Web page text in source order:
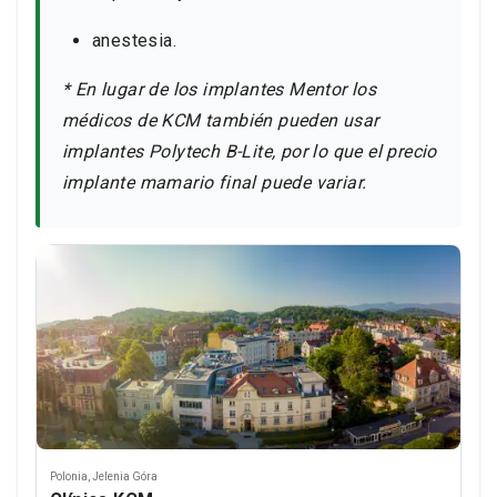
anestesia.
* En lugar de los implantes Mentor los
médicos de KCM también pueden usar
implantes Polytech B-Lite, por lo que el precio
implante mamario final puede variar.
Polonia Jelenia Góra